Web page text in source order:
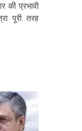
की प्रभावी
पूरी तरह